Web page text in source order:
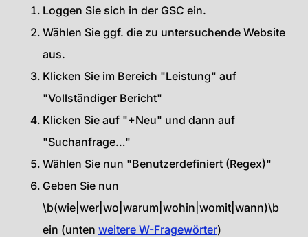
Loggen Sie sich in der GSC ein.
Wählen Sie ggf. die zu untersuchende Website
aus.
Klicken Sie im Bereich "Leistung" auf
"Vollständiger Bericht"
Klicken Sie auf "+Neu" und dann auf
"Suchanfrage…"
Wählen Sie nun "Benutzerdefiniert (Regex)"
Geben Sie nun
\b(wie|wer|wo|warum|wohin|womit|wann)\b
ein (unten weitere W-Fragewörter)